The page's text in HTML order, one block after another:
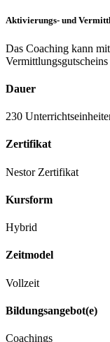
Aktivierungs- und
Das Coaching kann
Dauer
230
Zertifikat
Nestor Zertifikat
Kursform
Hybrid
Zeitmodel
Vollzeit
Bildungsangebot(e)
Coachings